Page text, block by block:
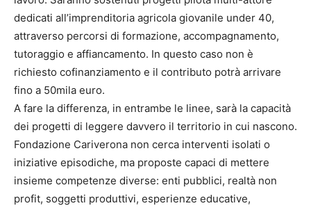
dedicati all’imprenditoria agricola giovanile under 40,
attraverso percorsi di formazione, accompagnamento,
tutoraggio e affiancamento. In questo caso non è
richiesto cofinanziamento e il contributo potrà arrivare
fino a 50mila euro.
A fare la differenza, in entrambe le linee, sarà la capacità
dei progetti di leggere davvero il territorio in cui nascono.
Fondazione Cariverona non cerca interventi isolati o
iniziative episodiche, ma proposte capaci di mettere
insieme competenze diverse: enti pubblici, realtà non
profit, soggetti produttivi, esperienze educative,